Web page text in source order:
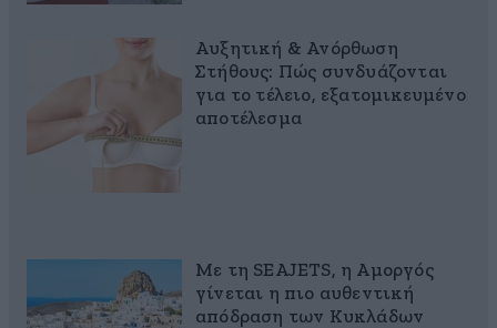
Αυξητική & Ανόρθωση
Στήθους: Πώς συνδυάζονται
για το τέλειο, εξατομικευμένο
αποτέλεσμα
Με τη SEAJETS, η Αμοργός
γίνεται η πιο αυθεντική
απόδραση των Κυκλάδων